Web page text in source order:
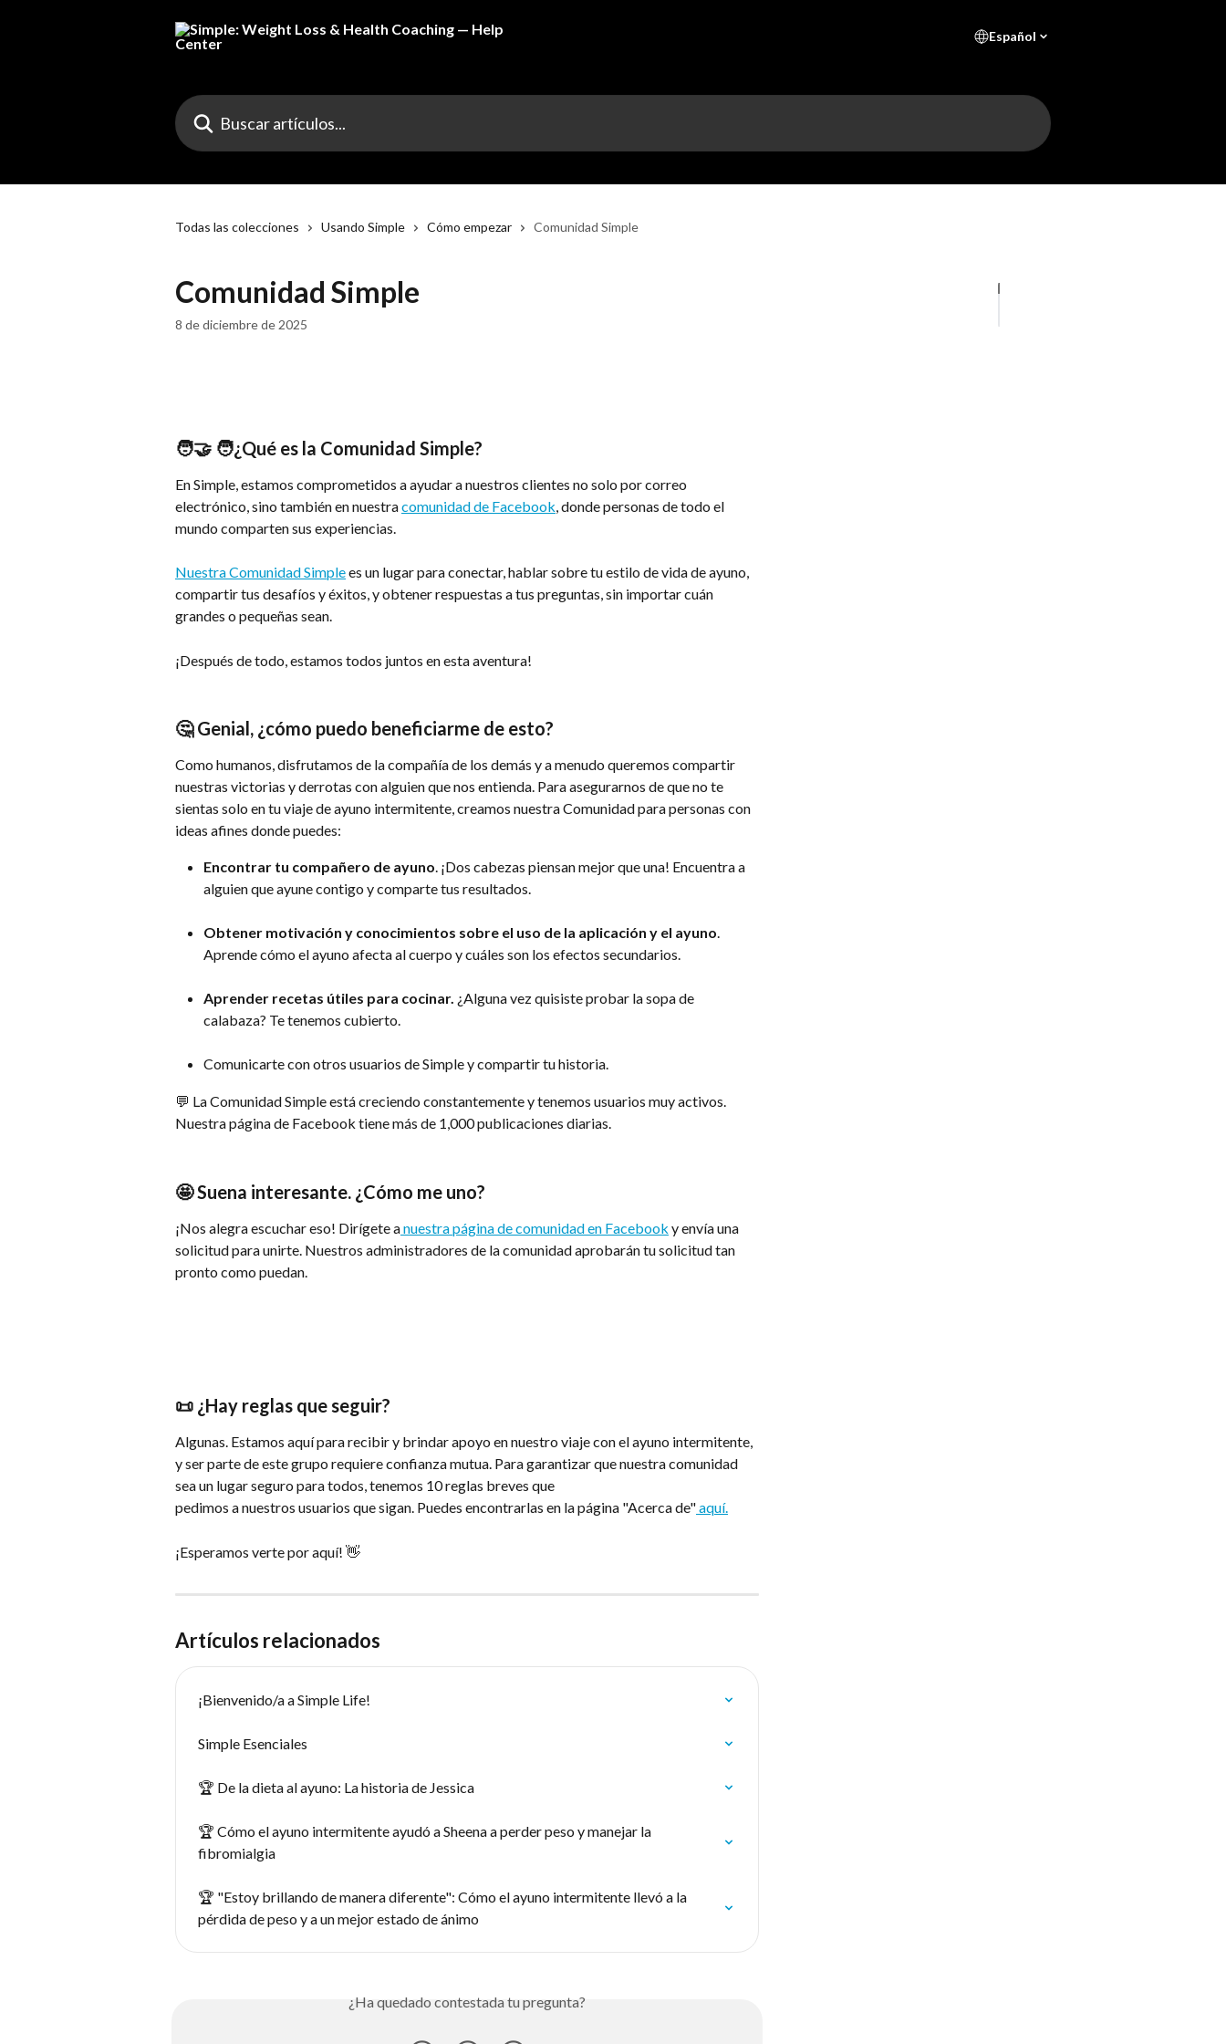
Español
Buscar artículos...
Todas las colecciones Usando Simple Cómo empezar Comunidad Simple
Comunidad Simple
8 de diciembre de 2025
🧑‍🤝 ‍🧑¿Qué es la Comunidad Simple?
En Simple, estamos comprometidos a ayudar a nuestros clientes no solo por correo
electrónico, sino también en nuestra comunidad de Facebook, donde personas de todo el
mundo comparten sus experiencias.
Nuestra Comunidad Simple es un lugar para conectar, hablar sobre tu estilo de vida de ayuno,
compartir tus desafíos y éxitos, y obtener respuestas a tus preguntas, sin importar cuán
grandes o pequeñas sean.
¡Después de todo, estamos todos juntos en esta aventura!
🤔 Genial, ¿cómo puedo beneficiarme de esto?
Como humanos, disfrutamos de la compañía de los demás y a menudo queremos compartir
nuestras victorias y derrotas con alguien que nos entienda. Para asegurarnos de que no te
sientas solo en tu viaje de ayuno intermitente, creamos nuestra Comunidad para personas con
ideas afines donde puedes:
Encontrar tu compañero de ayuno. ¡Dos cabezas piensan mejor que una! Encuentra a
alguien que ayune contigo y comparte tus resultados.
Obtener motivación y conocimientos sobre el uso de la aplicación y el ayuno.
Aprende cómo el ayuno afecta al cuerpo y cuáles son los efectos secundarios.
Aprender recetas útiles para cocinar. ¿Alguna vez quisiste probar la sopa de
calabaza? Te tenemos cubierto.
Comunicarte con otros usuarios de Simple y compartir tu historia.
💬 La Comunidad Simple está creciendo constantemente y tenemos usuarios muy activos.
Nuestra página de Facebook tiene más de 1,000 publicaciones diarias.
🤩 Suena interesante. ¿Cómo me uno?
¡Nos alegra escuchar eso! Dirígete a nuestra página de comunidad en Facebook y envía una
solicitud para unirte. Nuestros administradores de la comunidad aprobarán tu solicitud tan
pronto como puedan.
📜 ¿Hay reglas que seguir?
Algunas. Estamos aquí para recibir y brindar apoyo en nuestro viaje con el ayuno intermitente,
y ser parte de este grupo requiere confianza mutua. Para garantizar que nuestra comunidad
sea un lugar seguro para todos, tenemos 10 reglas breves que
pedimos a nuestros usuarios que sigan. Puedes encontrarlas en la página "Acerca de" aquí.
¡Esperamos verte por aquí! 👋
Artículos relacionados
¡Bienvenido/a a Simple Life!
Simple Esenciales
🏆 De la dieta al ayuno: La historia de Jessica
🏆 Cómo el ayuno intermitente ayudó a Sheena a perder peso y manejar la
fibromialgia
🏆 "Estoy brillando de manera diferente": Cómo el ayuno intermitente llevó a la
pérdida de peso y a un mejor estado de ánimo
¿Ha quedado contestada tu pregunta?